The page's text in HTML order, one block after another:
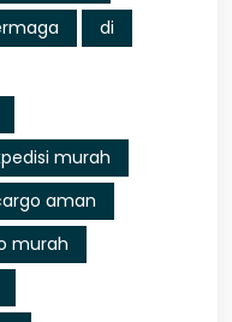
di
murah
aman
murah